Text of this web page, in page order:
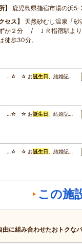
鹿児島県指宿市湯の浜
セス
天然砂むし温泉「
か２分 / ＪＲ指宿駅より
徒歩30分。
…☆ ☆ お誕生日 、結婚記…
…☆ ☆ お誕生日 、結婚記…
…☆ ☆ お誕生日 、結婚記…
この施
由に組み合わせたおトクな